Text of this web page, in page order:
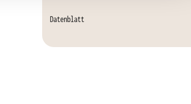
Datenblatt